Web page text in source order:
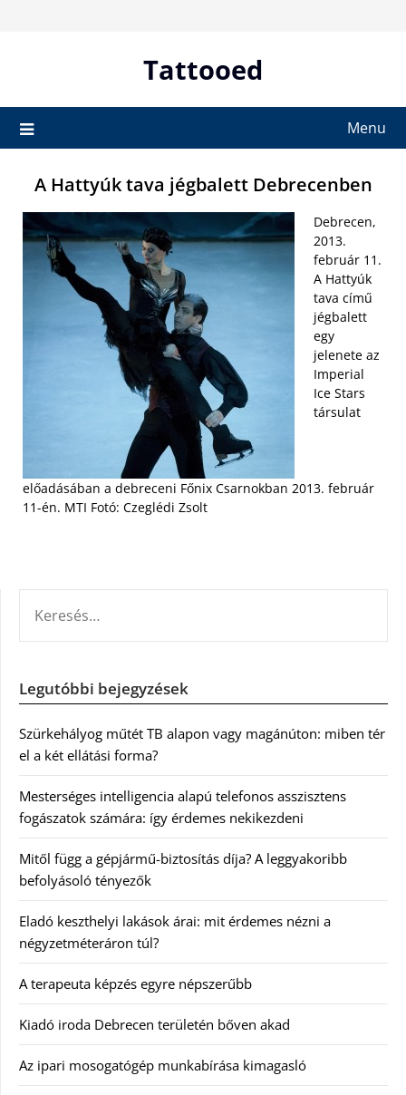
Tattooed
Menu
A Hattyúk tava jégbalett Debrecenben
Debrecen,
2013.
február 11.
A Hattyúk
tava című
jégbalett
egy
jelenete az
Imperial
Ice Stars
társulat
előadásában a debreceni Főnix Csarnokban 2013. február
11-én. MTI Fotó: Czeglédi Zsolt
Legutóbbi bejegyzések
Szürkehályog műtét TB alapon vagy magánúton: miben tér
el a két ellátási forma?
Mesterséges intelligencia alapú telefonos asszisztens
fogászatok számára: így érdemes nekikezdeni
Mitől függ a gépjármű-biztosítás díja? A leggyakoribb
befolyásoló tényezők
Eladó keszthelyi lakások árai: mit érdemes nézni a
négyzetméteráron túl?
A terapeuta képzés egyre népszerűbb
Kiadó iroda Debrecen területén bőven akad
Az ipari mosogatógép munkabírása kimagasló